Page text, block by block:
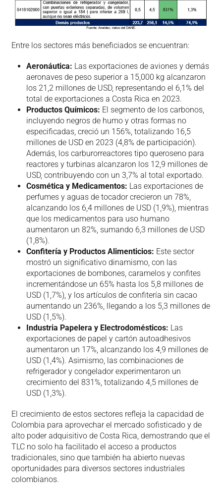
Entre los sectores más beneficiados se encuentran:
Aeronáutica: Las exportaciones de aviones y demás
aeronaves de peso superior a 15,000 kg alcanzaron
los 21,2 millones de USD, representando el 6,1% del
total de exportaciones a Costa Rica en 2023.
Productos Químicos: El segmento de los carbonos,
incluyendo negros de humo y otras formas no
especificadas, creció un 156%, totalizando 16,5
millones de USD en 2023 (4,8% de participación).
Además, los carburorreactores tipo queroseno para
reactores y turbinas alcanzaron los 12,9 millones de
USD, contribuyendo con un 3,7% al total exportado.
Cosmética y Medicamentos: Las exportaciones de
perfumes y aguas de tocador crecieron un 78%,
alcanzando los 6,4 millones de USD (1,9%), mientras
que los medicamentos para uso humano
aumentaron un 82%, sumando 6,3 millones de USD
(1,8%).
Confitería y Productos Alimenticios: Este sector
mostró un significativo dinamismo, con las
exportaciones de bombones, caramelos y confites
incrementándose un 65% hasta los 5,8 millones de
USD (1,7%), y los artículos de confitería sin cacao
aumentando un 236%, llegando a los 5,3 millones de
USD (1,5%).
Industria Papelera y Electrodomésticos: Las
exportaciones de papel y cartón autoadhesivos
aumentaron un 17%, alcanzando los 4,9 millones de
USD (1,4%). Asimismo, las combinaciones de
refrigerador y congelador experimentaron un
crecimiento del 831%, totalizando 4,5 millones de
USD (1,3%).
El crecimiento de estos sectores refleja la capacidad de
Colombia para aprovechar el mercado sofisticado y de
alto poder adquisitivo de Costa Rica, demostrando que el
TLC no solo ha facilitado el acceso a productos
tradicionales, sino que también ha abierto nuevas
oportunidades para diversos sectores industriales
colombianos.